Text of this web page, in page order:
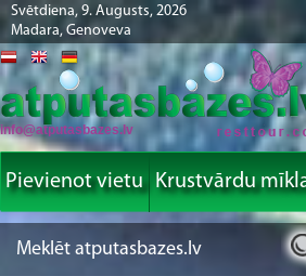
Svētdiena, 9. Augusts, 2026
Madara, Genoveva
info@atputasbazes.lv
Pievienot vietu Krustvārdu